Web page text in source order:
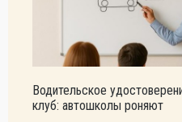
Водительское
клуб: автошколы роняют